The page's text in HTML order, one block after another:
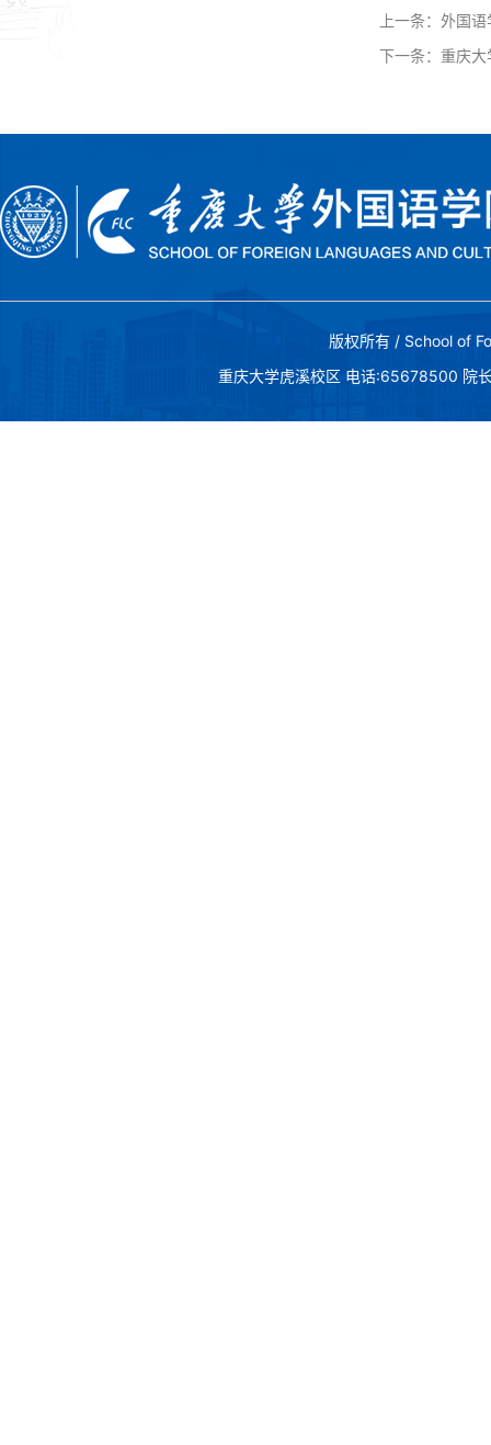
上一条： 外国
下一条： 重庆
版权所有 / School of
重庆大学虎溪校区 电话:65678500 院